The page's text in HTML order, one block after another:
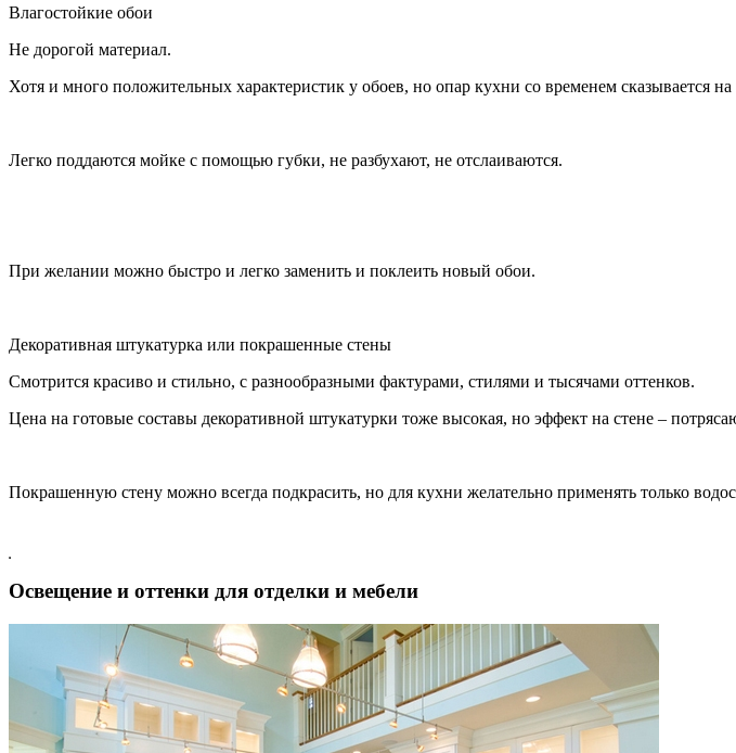
Влагостойкие обои
Не дорогой материал.
Хотя и много положительных характеристик у обоев, но опар кухни со временем сказывается
Легко поддаются мойке с помощью губки, не разбухают, не отслаиваются.
При желании можно быстро и легко заменить и поклеить новый обои.
Декоративная штукатурка или покрашенные стены
Смотрится красиво и стильно, с разнообразными фактурами, стилями и тысячами оттенков.
Цена на готовые составы декоративной штукатурки тоже высокая, но эффект на стене –
Покрашенную стену можно всегда подкрасить, но для кухни желательно применять только
Освещение и оттенки для отделки и мебели